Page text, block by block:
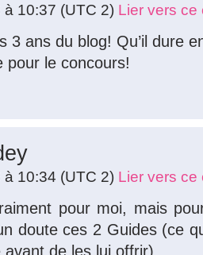
à 10:37 (UTC 2) Lier vers ce
3 ans du blog! Qu’il dure
pour le concours!
à 10:34 (UTC 2) Lier vers ce
pour moi, mais
doute ces 2 Guides (ce
de les lui offrir).